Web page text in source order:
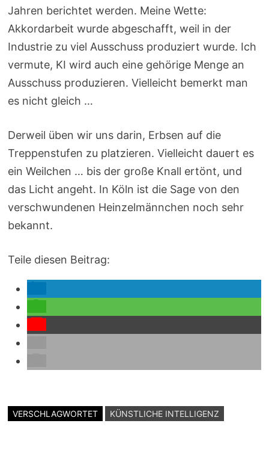
Jahren berichtet werden. Meine Wette:
Akkordarbeit wurde abgeschafft, weil in der
Industrie zu viel Ausschuss produziert wurde. Ich
vermute, KI wird auch eine gehörige Menge an
Ausschuss produzieren. Vielleicht bemerkt man
es nicht gleich …
Derweil üben wir uns darin, Erbsen auf die
Treppenstufen zu platzieren. Vielleicht dauert es
ein Weilchen … bis der große Knall ertönt, und
das Licht angeht. In Köln ist die Sage von den
verschwundenen Heinzelmännchen noch sehr
bekannt.
Teile diesen Beitrag:
VERSCHLAGWORTET KÜNSTLICHE INTELLIGENZ